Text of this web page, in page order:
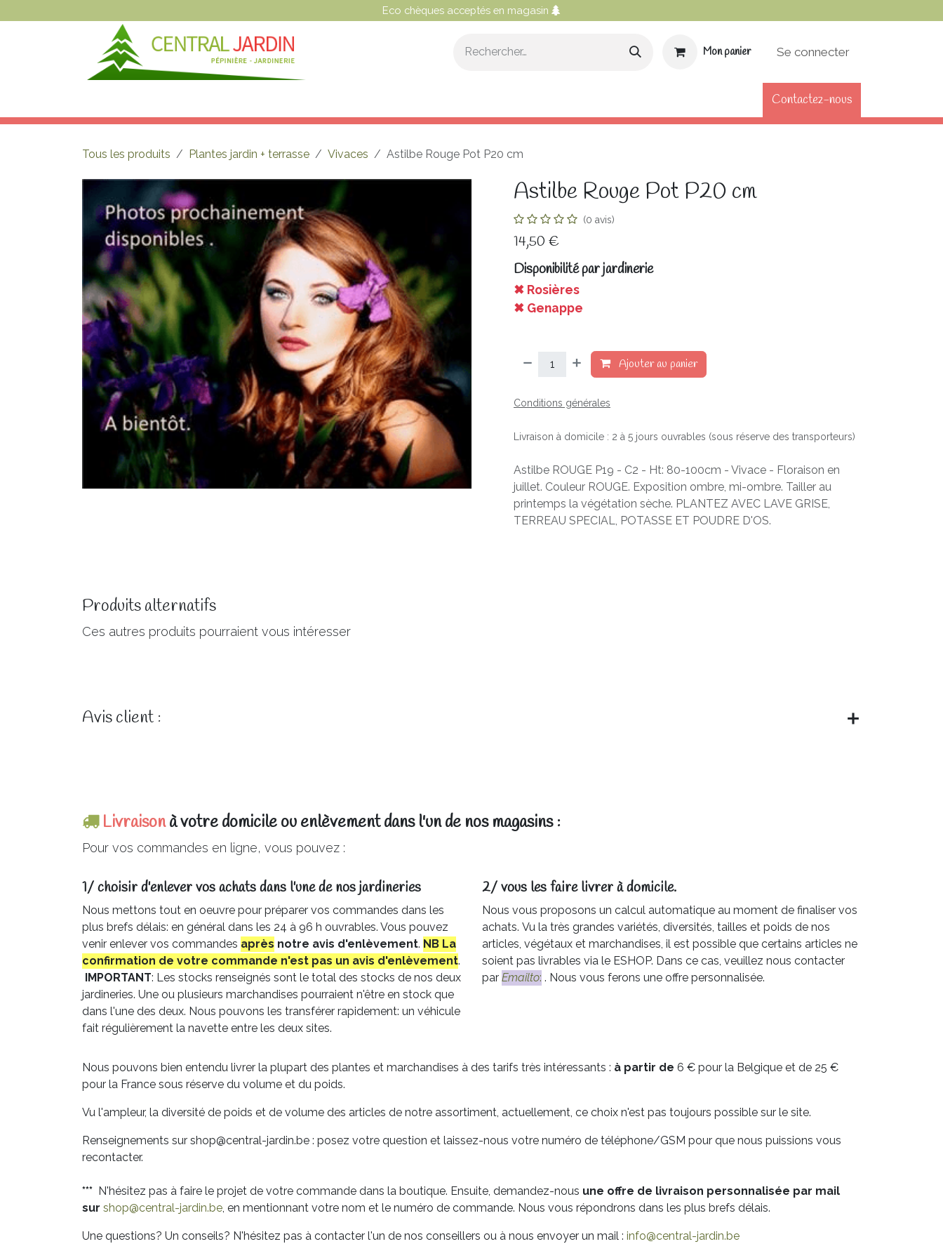
Eco chèques acceptés en magasin
Mon panier Se connecter
CARTE CADEAUContactez-nous
Tous les produits Plantes jardin + terrasse Vivaces Astilbe Rouge Pot P20 cm
Astilbe Rouge Pot P20 cm
(0 avis)
14,50 €
Disponibilité par jardinerie
✖ Rosières
✖ Genappe
Ajouter au panier
Conditions générales
Livraison à domicile : 2 à 5 jours ouvrables (sous réserve des transporteurs)
Astilbe ROUGE P19 - C2 - Ht: 80-100cm - Vivace - Floraison en
juillet. Couleur ROUGE. Exposition ombre, mi-ombre. Tailler au
printemps la végétation sèche. PLANTEZ AVEC LAVE GRISE,
TERREAU SPECIAL, POTASSE ET POUDRE D'OS.
Produits alternatifs
Ces autres produits pourraient vous intéresser
Avis client :
Livraisonà votre domicile ou enlèvement dans l'un de nos magasins :
Pour vos commandes en ligne, vous pouvez :
1/ choisir d'enlever vos achats dans l'une de nos jardineries​
Nous mettons tout en oeuvre pour préparer vos commandes dans les
plus brefs délais: en général dans les 24 à 96 h ouvrables. Vous pouvez
venir enlever vos commandes après notre avis d'enlèvement. NB La
confirmation de votre commande n'est pas un avis d'enlèvement.
IMPORTANT: Les stocks renseignés sont le total des stocks de nos deux
jardineries. Une ou plusieurs marchandises pourraient n'être en stock que
dans l'une des deux. Nous pouvons les transférer rapidement: un véhicule
fait régulièrement la navette entre les deux sites.
2/ vous les faire livrer à domicile.
Nous vous proposons un calcul automatique au moment de finaliser vos
achats. Vu la très grandes variétés, diversités, tailles et poids de nos
articles, végétaux et marchandises, il est possible que certains articles ne
soient pas livrables via le ESHOP. Dans ce cas, veuillez nous contacter
par Emailto: . Nous vous ferons une offre personnalisée.
Nous pouvons bien entendu livrer la plupart des plantes et marchandises à des tarifs très intéressants : à partir de 6 € pour la Belgique et de 25 €
pour la France sous réserve du volume et du poids.
Vu l'ampleur, la diversité de poids et de volume des articles de notre assortiment, actuellement, ce choix n'est pas toujours possible sur le site.
Renseignements sur shop@central-jardin.be : posez votre question et laissez-nous votre numéro de téléphone/GSM pour que nous puissions vous
recontacter.
*** N'hésitez pas à faire le projet de votre commande dans la boutique. Ensuite, demandez-nous une offre de livraison personnalisée par mail
sur shop@central-jardin.be, en mentionnant votre nom et le numéro de commande. Nous vous répondrons dans les plus brefs délais.
Une questions? Un conseils? N'hésitez pas à contacter l'un de nos conseillers ou à nous envoyer un mail : info@central-jardin.be